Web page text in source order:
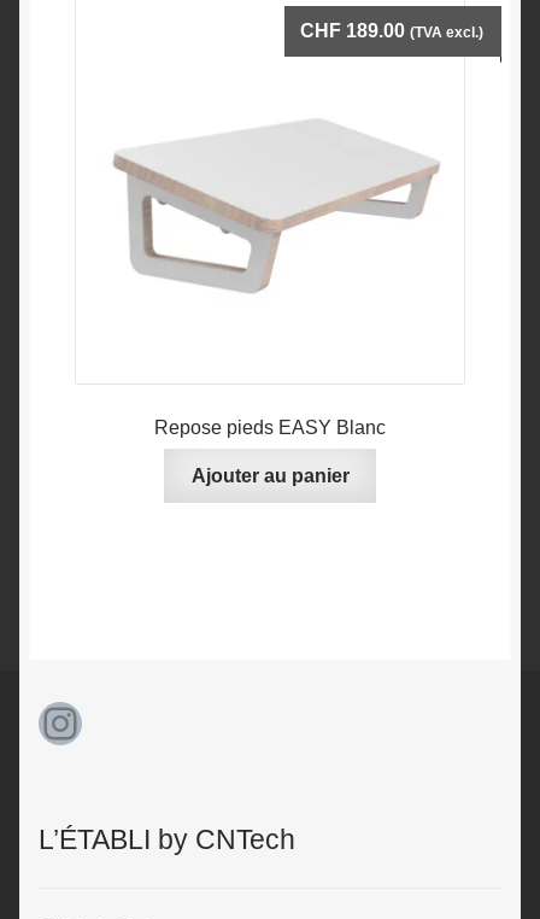
Repose pieds EASY Blanc
CHF 189.00 (TVA excl.)
Ajouter au panier
Instagram
L’ÉTABLI by CNTech